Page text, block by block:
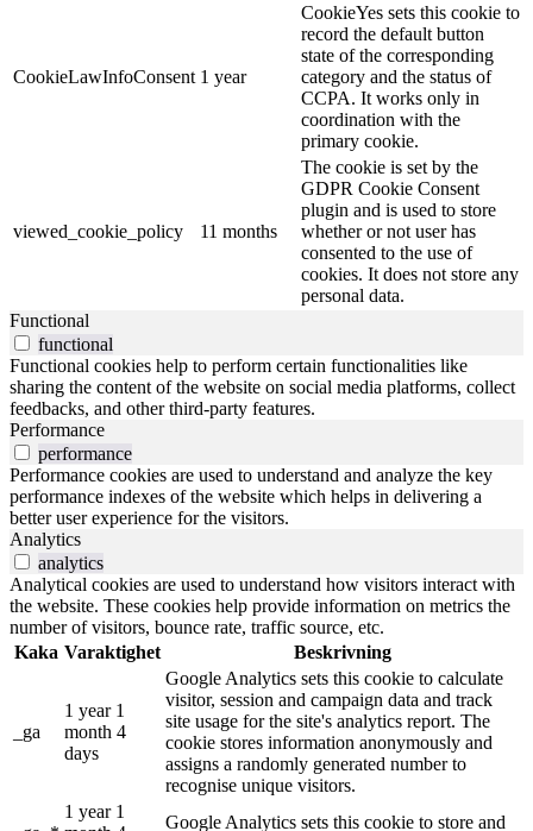
CookieLawInfoConsent 1 year
CookieYes sets this cookie to
record the default button
state of the corresponding
category and the status of
CCPA. It works only in
coordination with the
primary cookie.
viewed_cookie_policy 11 months
The cookie is set by the
GDPR Cookie Consent
plugin and is used to store
whether or not user has
consented to the use of
cookies. It does not store any
personal data.
Functional
functional
Functional cookies help to perform certain functionalities like
sharing the content of the website on social media platforms, collect
feedbacks, and other third-party features.
Performance
performance
Performance cookies are used to understand and analyze the key
performance indexes of the website which helps in delivering a
better user experience for the visitors.
Analytics
analytics
Analytical cookies are used to understand how visitors interact with
the website. These cookies help provide information on metrics the
number of visitors, bounce rate, traffic source, etc.
Kaka Varaktighet Beskrivning
_ga
1 year 1
month 4
days
Google Analytics sets this cookie to calculate
visitor, session and campaign data and track
site usage for the site's analytics report. The
cookie stores information anonymously and
assigns a randomly generated number to
recognise unique visitors.
1 year 1
Google Analytics sets this cookie to store and